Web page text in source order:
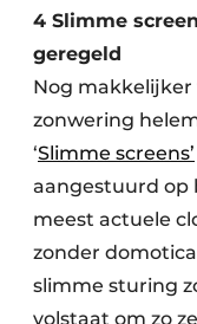
4 Slimme
geregeld
Nog
zonwering
‘Slimme screens’
aangestuurd op
meest actuele
zonder
slimme sturing
volstaat om zo